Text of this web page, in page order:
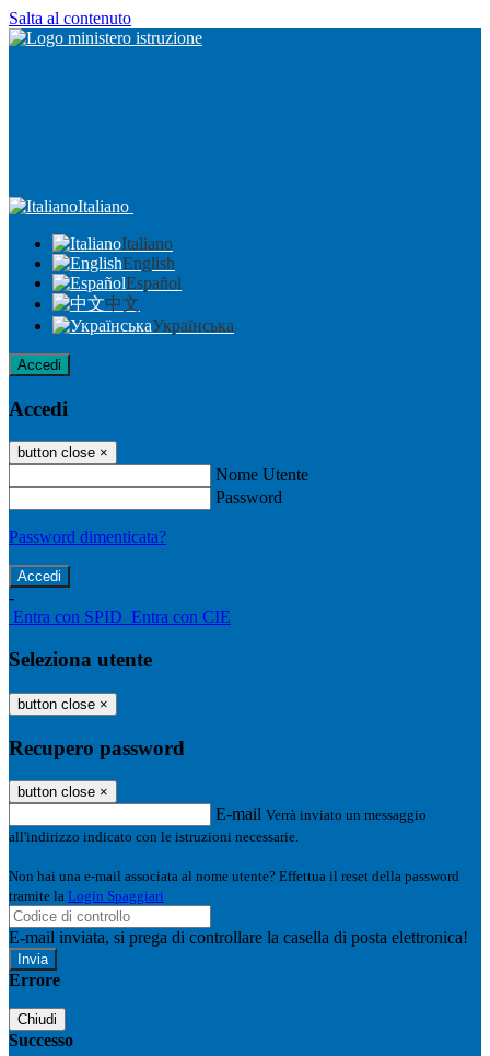
Salta al contenuto
Italiano
Italiano
English
Español
中文
Українська
Accedi
Accedi
button close ×
Nome Utente
Password
Password dimenticata?
-
Entra con SPID Entra con CIE
Seleziona utente
button close ×
Recupero password
button close ×
E-mail Verrà inviato un messaggio
all'indirizzo indicato con le istruzioni necessarie.
Non hai una e-mail associata al nome utente? Effettua il reset della password
tramite la Login Spaggiari
E-mail inviata, si prega di controllare la casella di posta elettronica!
Errore
Chiudi
Successo